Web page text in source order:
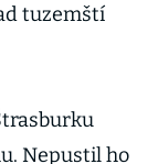
tuzemští
Nepustil ho